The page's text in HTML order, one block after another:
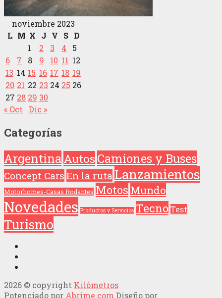
noviembre 2023
L M X J V S D
1
2 3 4
5
6
7 8 9 10 11 12
13 14 15 16 17 18 19
20 21 22 23 24 25 26
27 28 29 30
« Oct
Dic »
Categorías
ArgentinaAutosCamiones y Buses
Concept Cars En la ruta Lanzamientos
Motorhomes-Casas Rodantes Motos Mundo
Novedades Productos y Servicios Tecno Test
Turismo
2026 © copyright Kilómetros
Potenciado por Abrime.com Diseño por